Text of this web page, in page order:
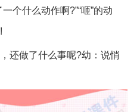
什么动作啊?”“咂”的动
做了什么事呢?幼：说悄